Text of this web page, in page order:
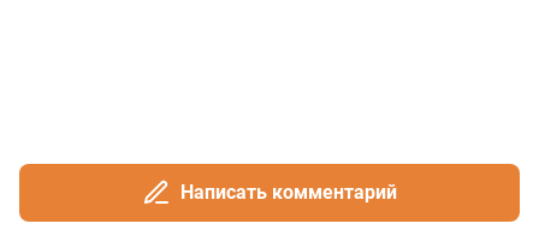
Написать комментарий